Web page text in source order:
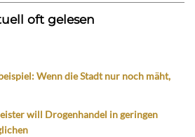
oft gelesen
Wenn die Stadt nur noch mäht,
will Drogenhandel in geringen